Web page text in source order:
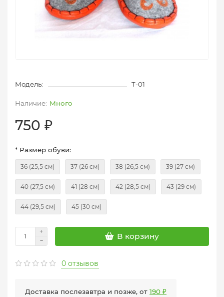
Модель: T-01
Много
750 ₽
* Размер обуви:
36 (25,5 см) 37 (26 см) 38 (26,5 см) 39 (27 см)
40 (27,5 см) 41 (28 см) 42 (28,5 см) 43 (29 см)
44 (29,5 см) 45 (30 см)
В корзину
0 отзывов
Доставка послезавтра и позже, от 190 ₽